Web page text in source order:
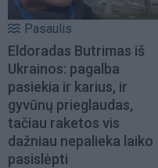
Pasaulis
Eldoradas Butrimas iš
Ukrainos: pagalba
pasiekia ir karius, ir
gyvūnų prieglaudas,
tačiau raketos vis
dažniau nepalieka laiko
pasislėpti